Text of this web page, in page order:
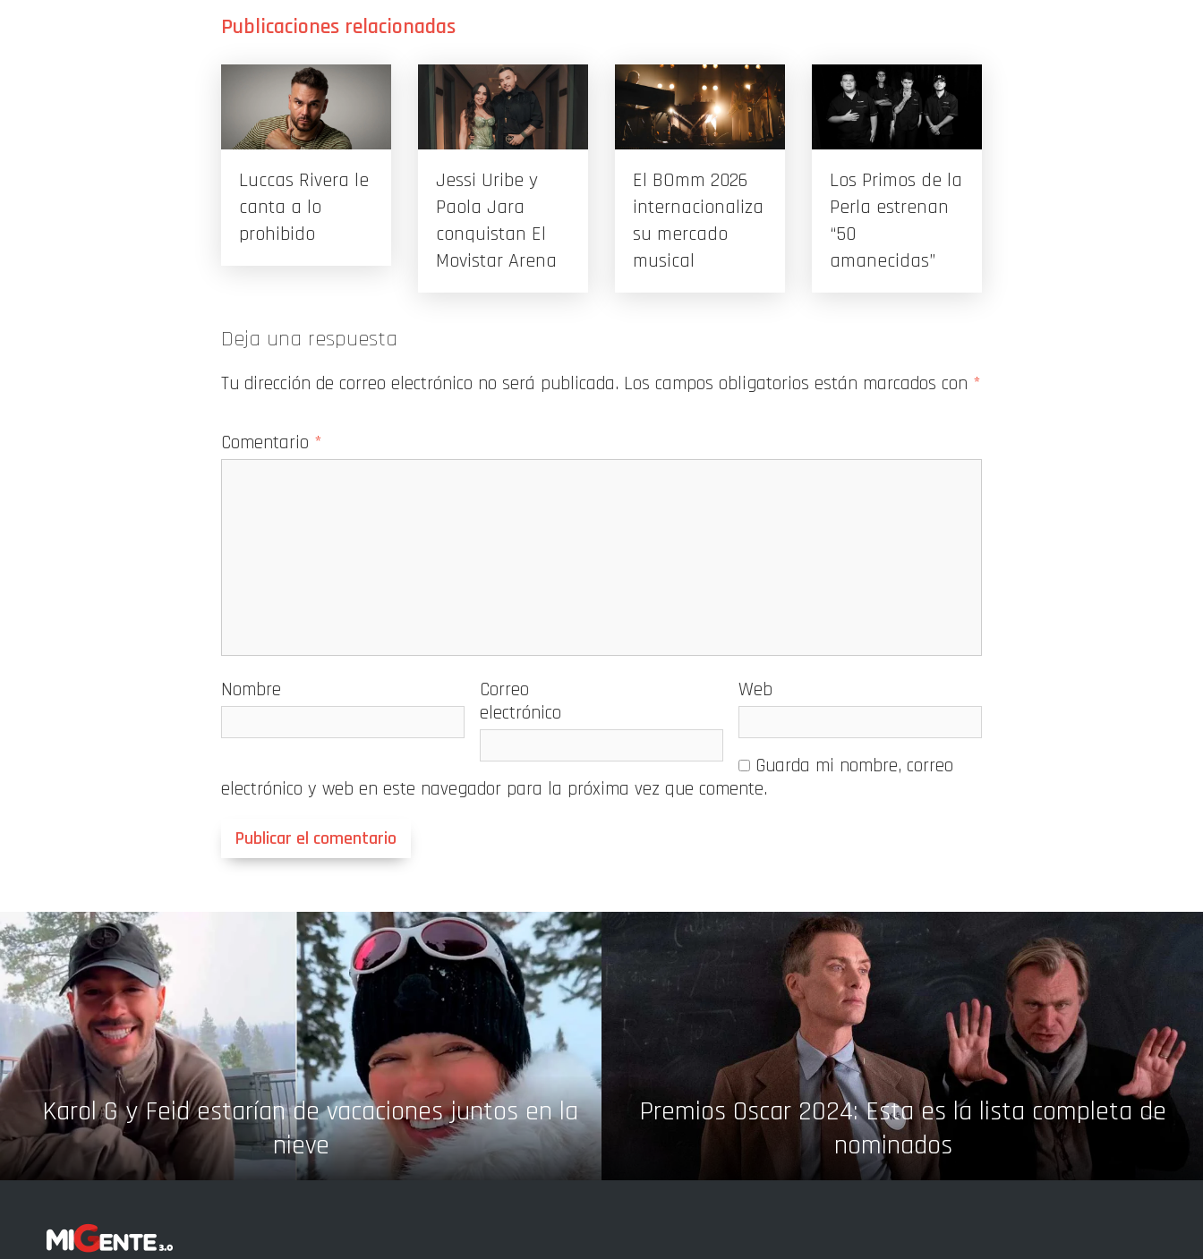
Luccas Rivera le
canta a lo
prohibido
Jessi Uribe y
Paola Jara
conquistan El
Movistar Arena
El BOmm 2026
internacionaliza
su mercado
musical
Los Primos de la
Perla estrenan
“50
amanecidas”
Deja una respuesta
Tu dirección de correo electrónico no será publicada. Los campos obligatorios están marcados con *
Comentario *
Nombre
Correo
electrónico
Web
Guarda mi nombre, correo
electrónico y web en este navegador para la próxima vez que comente.
Karol G y Feid estarían de vacaciones juntos en la
nieve
Premios Oscar 2024: Esta es la lista completa de
nominados